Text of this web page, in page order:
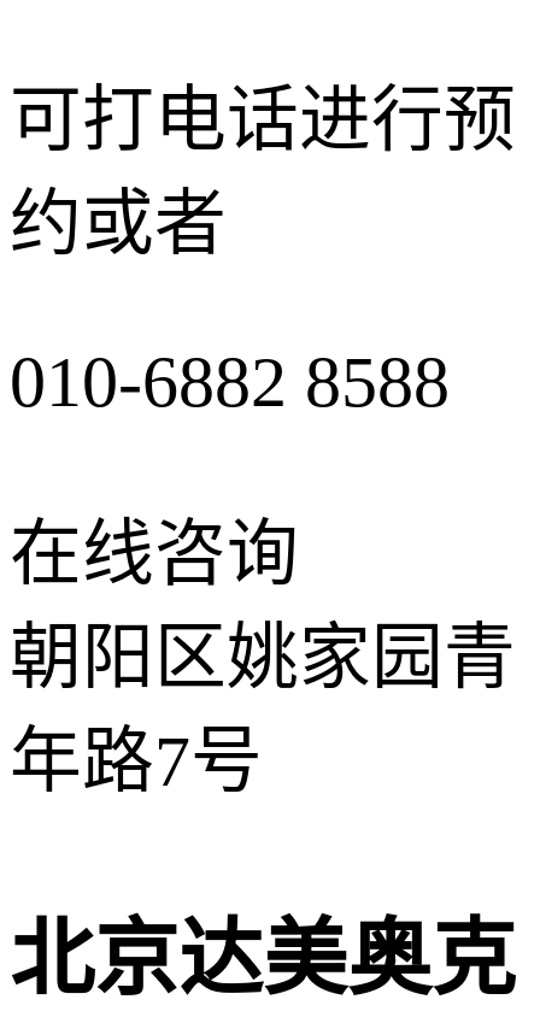
可打电话进行预
约或者
010-6882 8588
在线咨询
朝阳区姚家园青
年路7号
北京达美奥克